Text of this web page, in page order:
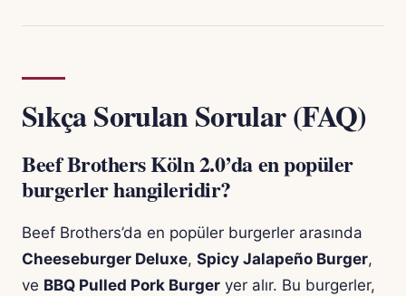
Sıkça Sorulan Sorular (FAQ)
Beef Brothers Köln 2.0’da en popüler
burgerler hangileridir?
Beef Brothers’da en popüler burgerler arasında
Cheeseburger Deluxe, Spicy Jalapeño Burger,
ve BBQ Pulled Pork Burger yer alır. Bu burgerler,